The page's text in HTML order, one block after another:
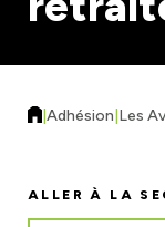
négociation
Trouvez votre
Éducation
Formulaires et
Améliorations
Sécurité du
Adhésion Les
ALLER À LA